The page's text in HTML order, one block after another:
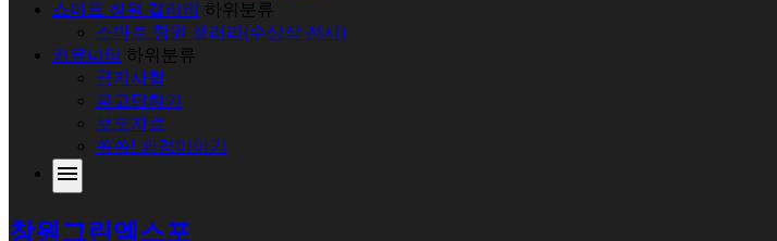
스마트 창원 갤러리 하위분류
스마트 창원 갤러리(수상작 전시)
커뮤니티 하위분류
공지사항
묻고답하기
보도자료
쏙쏙! 환경이야기
menu
창원그린엑스포